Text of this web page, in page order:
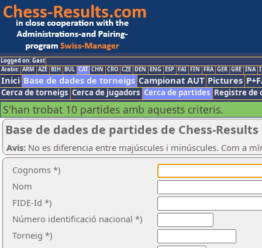
Logged on: Gast
Arabic ARM AZE BIH BUL CAT CHN CRO CZE DEN ENG ESP FAI FIN FRA GER GRE INA
Inici Base de dades de torneigs Campionat AUT Pictures
Cerca de torneigs Cerca de jugadors Cerca de partides Registre de
S'han trobat 10 partides amb aquests criteris.
Base de dades de partides de Chess-Results
Avis: No es diferencia entre majúscules i minúscules. Com a
Cognoms *)
Nom
FIDE-Id *)
Número identificació nacional *)
Torneig *)